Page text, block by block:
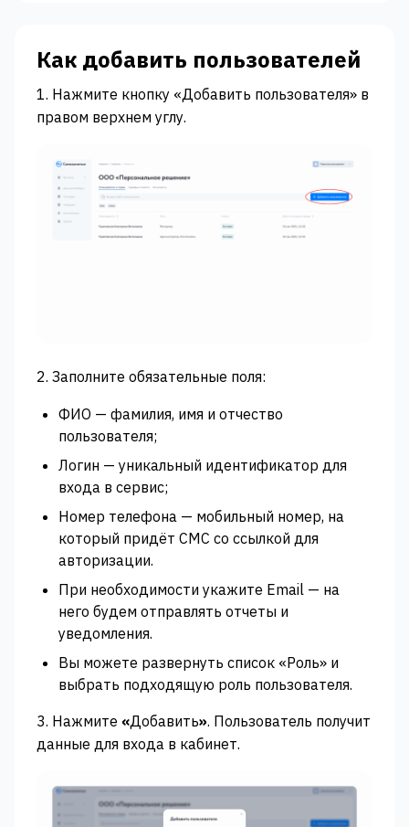
Как добавить пользователей
1. Нажмите кнопку «‎Добавить пользователя»‎ в
правом верхнем углу.
2. Заполните обязательные поля:
ФИО — фамилия, имя и отчество
пользователя;
Логин — уникальный идентификатор для
входа в сервис;
Номер телефона — мобильный номер, на
который придёт СМС со ссылкой для
авторизации.
При необходимости укажите Email — на
него будем отправлять отчеты и
уведомления.
Вы можете развернуть список «Роль» и
выбрать подходящую роль пользователя.
3. Нажмите «Добавить‎»‎. Пользователь получит
данные для входа в кабинет.